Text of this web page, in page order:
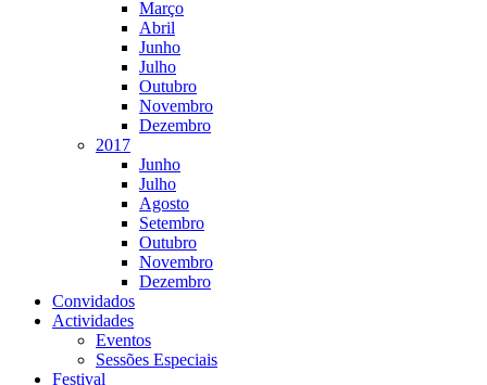
Março
Abril
Junho
Julho
Outubro
Novembro
Dezembro
2017
Junho
Julho
Agosto
Setembro
Outubro
Novembro
Dezembro
Convidados
Actividades
Eventos
Sessões Especiais
Festival